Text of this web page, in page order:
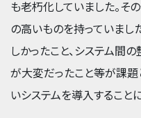
も老朽化していました。そ
の高いものを持っていま
しかったこと、システム間
が大変だったこと等が課題
いシステムを導入すること